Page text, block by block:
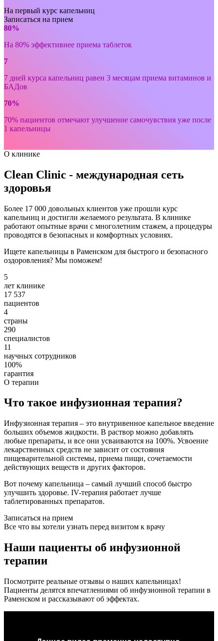
На первый курс капельниц
Записаться на прием
80%
На 80% эффективнее приема таблеток
7
7 дней курса капельниц равен 3 месяцам приема витаминов и
БАДов
70%
70% пациентов отмечают улучшение самочувствия уже после
1 капельницы
О клинике
Clean Clinic - международная сеть
здоровья
Более 17 000 довольных клиентов уже прошли курс
капельниц и достигли желаемого результата. В клинике
работают опытные врачи с многолетним стажем, а процедуры
проводятся в безопасных и комфортных условиях.
Ищете капельницы в Раменском для быстрого и безопасного
оздоровления? Мы поможем!
5
лет клинике
17 537
пациентов
4
страны
290
специалистов
11
научных сотрудников
100%
гарантия
О терапии
Что такое инфузионная терапия?
Инфузионная терапия – это внутривенное капельное введение
больших объемов жидкости. В раствор можно добавлять
любые препараты, и все они усваиваются на 100%. Усвоение
лекарственных средств не зависит от состояния
пищеварительной системы, приема пищи, сочетаемости
действующих веществ и других факторов.
Вот почему капельница – самый лучший способ быстро
улучшить здоровье. IV-терапия работает лучше
таблетированных препаратов.
Записаться на прием
Все что вы хотели узнать перед визитом к врачу
Наши пациенты об инфузионной
терапии
Посмотрите реальные отзывы о наших капельницах!
Пациенты делятся впечатлениями об инфузионной терапии в
Раменском и рассказывают об эффектах.